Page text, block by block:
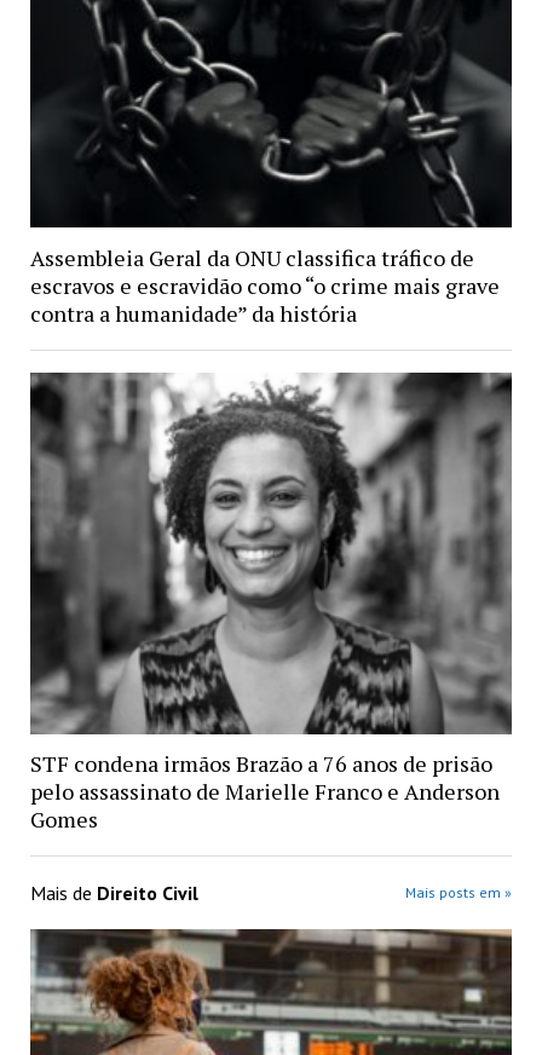
Assembleia Geral da ONU classifica tráfico de
escravos e escravidão como “o crime mais grave
contra a humanidade” da história
STF condena irmãos Brazão a 76 anos de prisão
pelo assassinato de Marielle Franco e Anderson
Gomes
Mais de Direito Civil Mais posts em »